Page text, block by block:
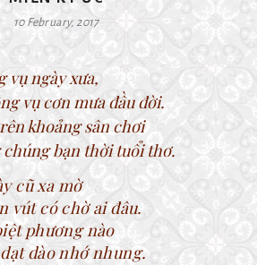
10 February, 2017
vụ ngày xưa,
vụ cơn mưa đầu đời.
khoảng sân chơi
chúng bạn thời tuổi thơ.
cũ xa mờ
vút có chờ ai đâu.
phương nào
dào nhớ nhung.